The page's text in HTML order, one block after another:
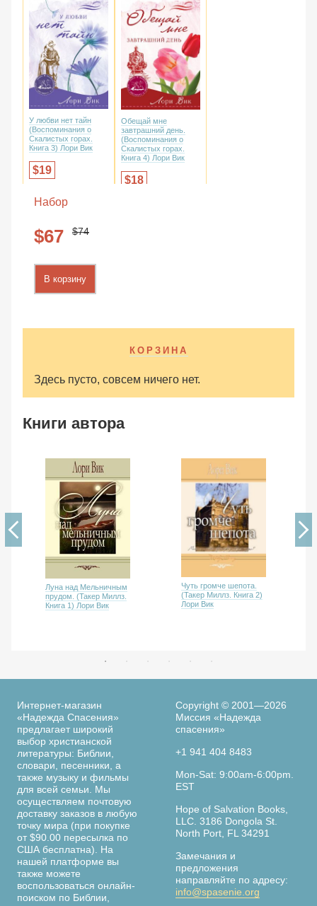
У любви нет тайн
(Воспоминания о
Скалистых горах.
Книга 3) Лори Вик
19
Обещай мне
завтрашний день.
(Воспоминания о
Скалистых горах.
Книга 4) Лори Вик
18
Набор
67 74
В корзину
КОРЗИНА
Здесь пусто, совсем ничего нет.
Книги автора
Луна над Мельничным
прудом. (Такер Миллз.
Книга 1) Лори Вик
Чуть громче шепота.
(Такер Миллз. Книга 2)
Лори Вик
Интернет-магазин
«Надежда Спасения»
предлагает широкий
выбор христианской
литературы: Библии,
словари, песенники, а
также музыку и фильмы
для всей семьи. Мы
осуществляем почтовую
доставку заказов в любую
точку мира (при покупке
от $90.00 пересылка по
США бесплатна). На
нашей платформе вы
также можете
воспользоваться онлайн-
поиском по Библии,
Copyright © 2001—2026
Миссия «Надежда
спасения»
+1 941 404 8483
Mon-Sat: 9:00am-6:00pm.
EST
Hope of Salvation Books,
LLC. 3186 Dongola St.
North Port, FL 34291
Замечания и
предложения
направляйте по адресу:
info@spasenie.org